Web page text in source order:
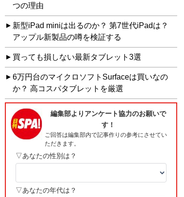
つの理由
新型iPad miniは出るのか？ 第7世代iPadは？
アップル新製品の噂を検証する
買っても損しない最新タブレット3選
6万円台のマイクロソフトSurfaceは買いなの
か？ 高コスパタブレットを厳選